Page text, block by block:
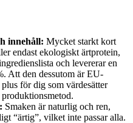
innehåll: Mycket starkt kort
endast ekologiskt ärtprotein,
och levererar en
Att den dessutom är EU-
för dig som värdesätter
Smaken är naturlig och ren,
“ärtig”, vilket inte passar alla.